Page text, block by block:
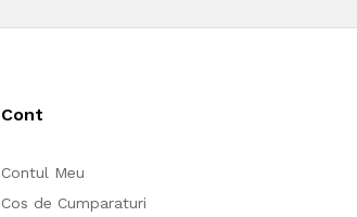
Cont
Contul Meu
Cos de Cumparaturi